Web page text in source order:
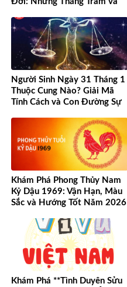
Người Sinh Ngày 31 Tháng 1
Thuộc Cung Nào? Giải Mã
Tính Cách và Con Đường Sự
Khám Phá Phong Thủy Nam
Kỷ Dậu 1969: Vận Hạn, Màu
Sắc và Hướng Tốt Năm 2026
Khám Phá **Tình Duyên Sửu